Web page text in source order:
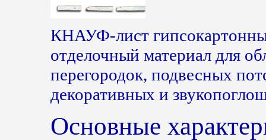
КНАУФ-лист
отделочный материал для
перегородок, подвесных
декоративных и
Основные